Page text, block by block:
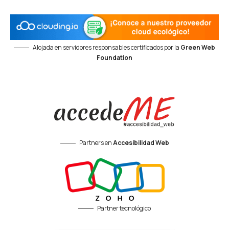
Alojada en servidores responsables certificados por la Green Web
Foundation
Partners enAccesibilidad Web
Partner tecnológico